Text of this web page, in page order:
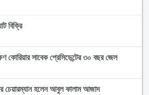
বিক্রি
কোরিয়ার সাবেক প্রেসিডেন্টের ৩০ বছর জেল
চেয়ারম্যান হলেন আবুল কালাম আজাদ